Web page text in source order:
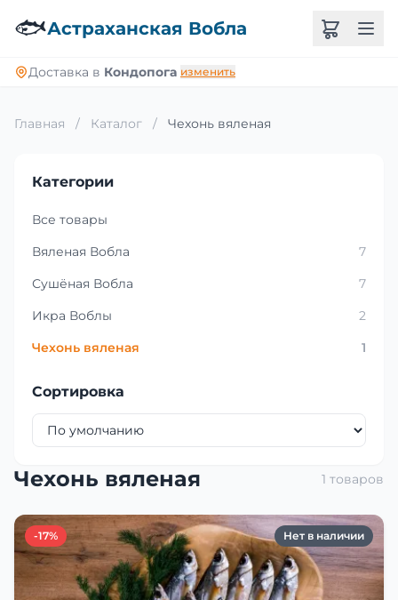
🐟Астраханская Вобла
Доставка в Кондопога изменить
Главная / Каталог / Чехонь вяленая
Категории
Все товары
Вяленая Вобла
7
Сушёная Вобла
7
Икра Воблы
2
Чехонь вяленая
1
Сортировка
Чехонь вяленая 1 товаров
-17% Нет в наличии